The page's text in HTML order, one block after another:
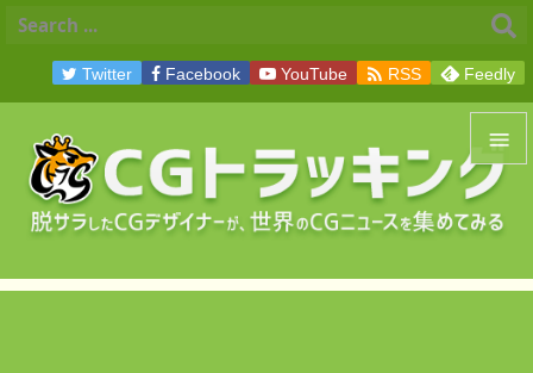


メニュ
サイ
Twitter Facebook YouTube  RSS Feedly